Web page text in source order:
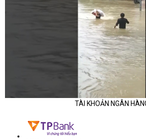
TÀI KHOẢN NGÂN